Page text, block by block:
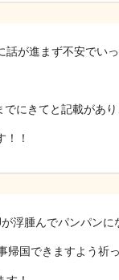
話が進まず不安でい
にきてと記載があり
！
浮腫んでパンパンに
帰国できますよう祈